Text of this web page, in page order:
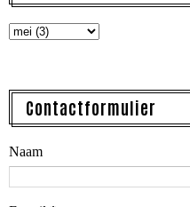
Contactformulier
Naam